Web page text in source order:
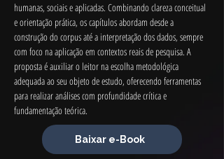
humanas, sociais e aplicadas. Combinando clareza conceitual
e orientação prática, os capítulos abordam desde a
construção do corpus até a interpretação dos dados, sempre
com foco na aplicação em contextos reais de pesquisa. A
proposta é auxiliar o leitor na escolha metodológica
adequada ao seu objeto de estudo, oferecendo ferramentas
para realizar análises com profundidade crítica e
fundamentação teórica.
Baixar e-Book